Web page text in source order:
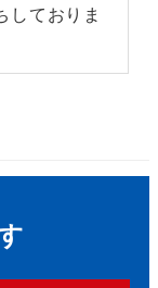
しておりま